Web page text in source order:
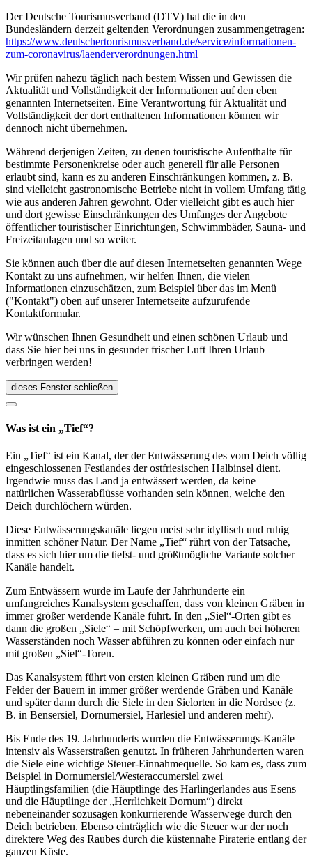
Der Deutsche Tourismusverband (DTV) hat die in den
Bundesländern derzeit geltenden Verordnungen zusammengetragen:
https://www.deutscher­tourismusverband.de/­service/­informationen-
zum-coronavirus/­laenderverordnungen.html
Wir prüfen nahezu täglich nach bestem Wissen und Gewissen die
Aktualität und Vollständigkeit der Informationen auf den eben
genannten Internetseiten. Eine Verantwortung für Aktualität und
Vollständigkeit der dort enthaltenen Informationen können wir
dennoch nicht übernehmen.
Während derjenigen Zeiten, zu denen touristische Aufenthalte für
bestimmte Personenkreise oder auch generell für alle Personen
erlaubt sind, kann es zu anderen Einschränkungen kommen, z. B.
sind vielleicht gastronomische Betriebe nicht in vollem Umfang tätig
wie aus anderen Jahren gewohnt. Oder vielleicht gibt es auch hier
und dort gewisse Einschränkungen des Umfanges der Angebote
öffentlicher touristischer Einrichtungen, Schwimmbäder, Sauna- und
Freizeitanlagen und so weiter.
Sie können auch über die auf diesen Internetseiten genannten Wege
Kontakt zu uns aufnehmen, wir helfen Ihnen, die vielen
Informationen einzuschätzen, zum Beispiel über das im Menü
("Kontakt") oben auf unserer Internetseite aufzurufende
Kontaktformular.
Wir wünschen Ihnen Gesundheit und einen schönen Urlaub und
dass Sie hier bei uns in gesunder frischer Luft Ihren Urlaub
verbringen werden!
dieses Fenster schließen
Was ist ein „Tief“?
Ein „Tief“ ist ein Kanal, der der Entwässerung des vom Deich völlig
eingeschlossenen Festlandes der ostfriesischen Halbinsel dient.
Irgendwie muss das Land ja entwässert werden, da keine
natürlichen Wasserabflüsse vorhanden sein können, welche den
Deich durchlöchern würden.
Diese Entwässerungskanäle liegen meist sehr idyllisch und ruhig
inmitten schöner Natur. Der Name „Tief“ rührt von der Tatsache,
dass es sich hier um die tiefst- und größtmögliche Variante solcher
Kanäle handelt.
Zum Entwässern wurde im Laufe der Jahrhunderte ein
umfangreiches Kanalsystem geschaffen, dass von kleinen Gräben in
immer größer werdende Kanäle führt. In den „Siel“-Orten gibt es
dann die großen „Siele“ – mit Schöpfwerken, um auch bei höheren
Wasserständen noch Wasser abführen zu können oder einfach nur
mit großen „Siel“-Toren.
Das Kanalsystem führt von ersten kleinen Gräben rund um die
Felder der Bauern in immer größer werdende Gräben und Kanäle
und später dann durch die Siele in den Sielorten in die Nordsee (z.
B. in Bensersiel, Dornumersiel, Harlesiel und anderen mehr).
Bis Ende des 19. Jahrhunderts wurden die Entwässerungs-Kanäle
intensiv als Wasserstraßen genutzt. In früheren Jahrhunderten waren
die Siele eine wichtige Steuer-Einnahmequelle. So kam es, dass zum
Beispiel in Dornumersiel/Westeraccumersiel zwei
Häuptlingsfamilien (die Häuptlinge des Harlingerlandes aus Esens
und die Häuptlinge der „Herrlichkeit Dornum“) direkt
nebeneinander sozusagen konkurrierende Wasserwege durch den
Deich betrieben. Ebenso einträglich wie die Steuer war der noch
direktere Weg des Raubes durch die küstennahe Piraterie entlang der
ganzen Küste.